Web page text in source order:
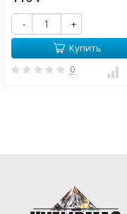
-
+
Купить
0